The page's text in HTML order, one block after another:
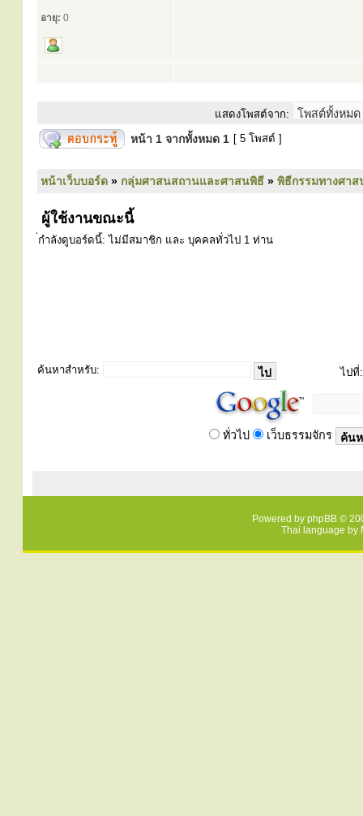
อายุ: 0
แสดงโพสต์จาก:
หน้า 1 จากทั้งหมด 1 [ 5 โพสต์ ]
หน้าเว็บบอร์ด » กลุ่มศาสนสถานและศาสนพิธี » พิธีกรรมทางศา
ผู้ใช้งานขณะนี้
่กำลังดูบอร์ดนี้: ไม่มีสมาชิก และ บุคคลทั่วไป 1 ท่าน
ค้นหาสำหรับ: ไปที่:
ทั่วไป เว็บธรรมจักร
Powered by phpBB ©
Thai language by